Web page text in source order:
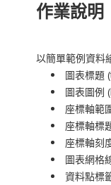
作業說明
以簡單範例資料
圖表標題
圖表圖例
座標軸範
座標軸標
座標軸刻
圖表網格
資料點標